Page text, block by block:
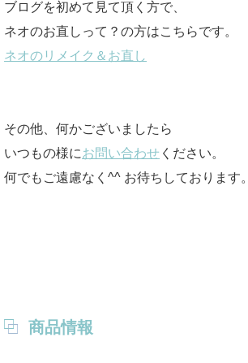
ブログを初めて見て頂く方で、
ネオのお直しって？の方はこちらです。
ネオのリメイク＆お直し
その他、何かございましたら
いつもの様にお問い合わせ ください。
何でもご遠慮なく^^ お待ちしております。
商品情報